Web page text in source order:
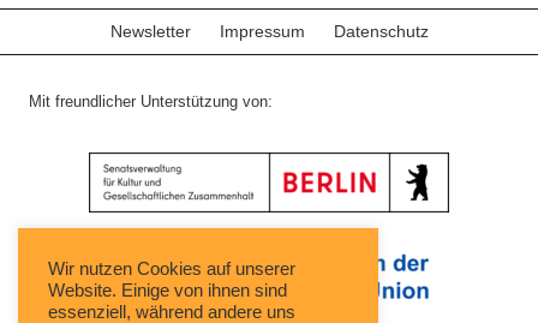
Newsletter Impressum Datenschutz
Mit freundlicher Unterstützung von:
Wir nutzen Cookies auf unserer
Website. Einige von ihnen sind
essenziell, während andere uns